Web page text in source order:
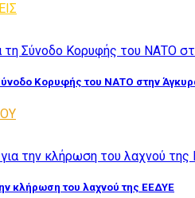
Κορυφής του ΝΑΤΟ στην
κλήρωση του λαχνού της ΕΕΔΥΕ